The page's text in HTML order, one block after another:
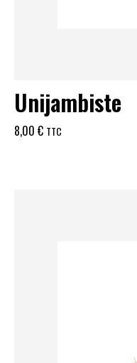
Unijambiste
8,00 € TTC